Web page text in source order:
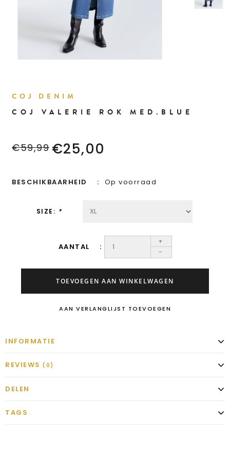
COJ DENIM
COJ VALERIE ROK MED.BLUE
€59,99 €25,00
BESCHIKBAARHEID Op voorraad
SIZE: *
AANTAL
+
-
TOEVOEGEN AAN WINKELWAGEN
AAN VERLANGLIJST TOEVOEGEN
INFORMATIE
REVIEWS (0)
DELEN
TAGS